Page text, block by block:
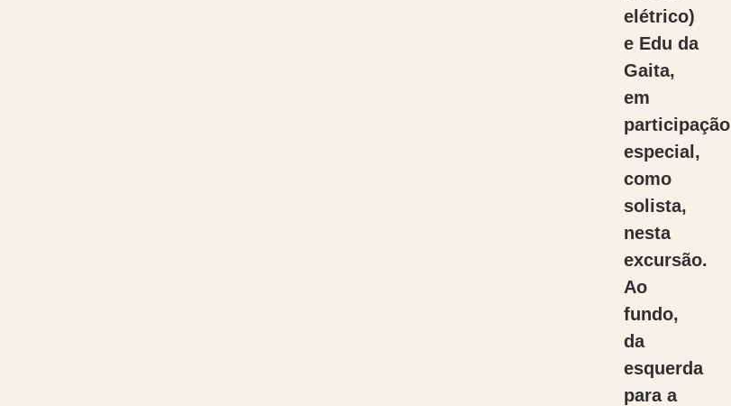
elétrico)
e Edu da
Gaita,
em
participação
especial,
como
solista,
nesta
excursão.
Ao
fundo,
da
esquerda
para a